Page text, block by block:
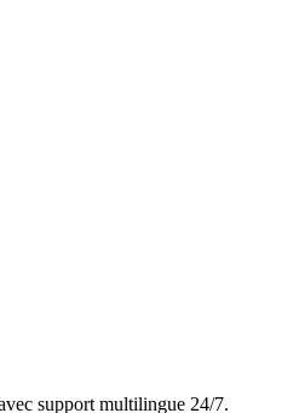
support multilingue 24/7.